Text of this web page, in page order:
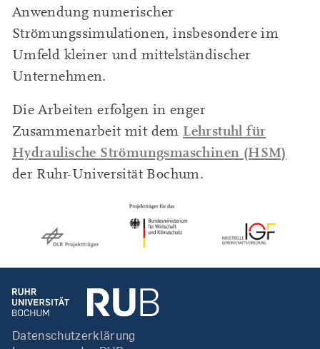
Anwendung numerischer
Strömungssimulationen, insbesondere im
Umfeld kleiner und mittelständischer
Unternehmen.
Die Arbeiten erfolgen in enger
Zusammenarbeit mit dem Lehrstuhl für
Hydraulische Strömungsmaschinen (HSM)
der Ruhr-Universität Bochum.
Datenschutzerklärung